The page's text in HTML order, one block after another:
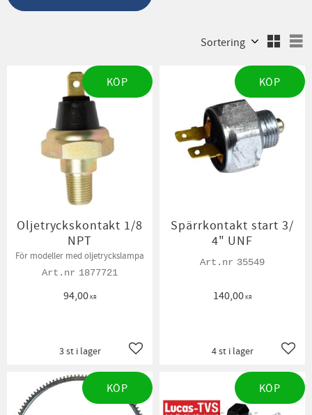
Oljetryckskontakt 1/8
NPT
För modeller med oljetryckslampa
1877721
94,00KR
Lägg till i favoriter
3 st i lager
KÖP
Spärrkontakt start 3/
4" UNF
35549
140,00KR
4 st i lager
KÖP
KÖP KÖP